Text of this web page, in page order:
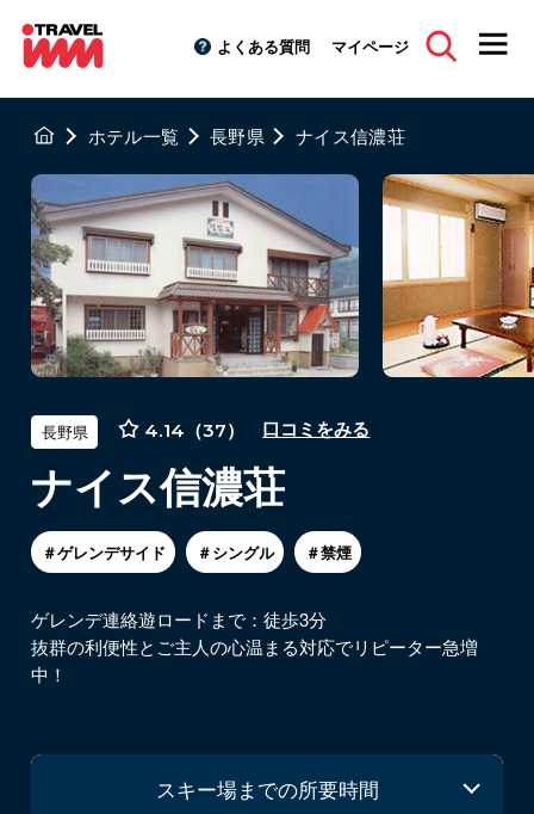
よくある質問 マイページ
ホテル一覧 長野県 ナイス信濃荘
長野県 4.14（37） 口コミをみる
ナイス信濃荘
＃ゲレンデサイド ＃シングル ＃禁煙
ゲレンデ連絡遊ロードまで：徒歩3分
抜群の利便性とご主人の心温まる対応でリピーター急増
中！
スキー場までの所要時間